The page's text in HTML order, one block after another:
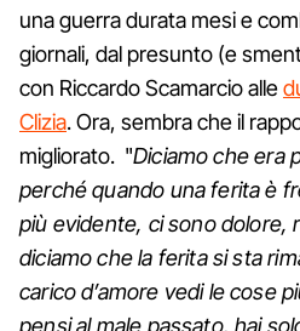
una guerra durata mesi e
giornali, dal presunto (e
con Riccardo Scamarcio alle
Clizia. Ora, sembra che il
migliorato. "Diciamo che era
perché quando una ferita è
più evidente, ci sono dolore,
diciamo che la ferita si sta
carico d’amore vedi le cose
pensi al male passato, hai